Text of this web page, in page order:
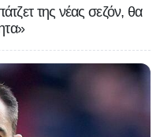
της νέας σεζόν, θα